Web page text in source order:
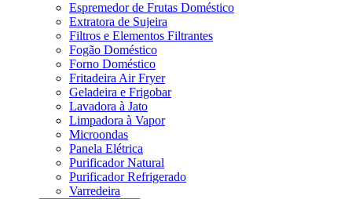
Espremedor de Frutas Doméstico
Extratora de Sujeira
Filtros e Elementos Filtrantes
Fogão Doméstico
Forno Doméstico
Fritadeira Air Fryer
Geladeira e Frigobar
Lavadora à Jato
Limpadora à Vapor
Microondas
Panela Elétrica
Purificador Natural
Purificador Refrigerado
Varredeira